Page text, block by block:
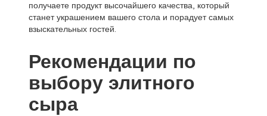
получаете продукт высочайшего качества, который
станет украшением вашего стола и порадует самых
взыскательных гостей.
Рекомендации по
выбору элитного
сыра